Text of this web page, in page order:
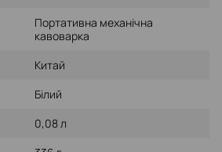
Портативна механічна
кавоварка
Китай
Білий
0,08 л